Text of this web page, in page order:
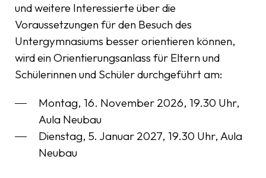
und weitere Interessierte über die
Voraussetzungen für den Besuch des
Untergymnasiums besser orientieren können,
wird ein Orientierungsanlass für Eltern und
Schülerinnen und Schüler durchgeführt am:
Montag, 16. November 2026, 19.30 Uhr,
Aula Neubau
Dienstag, 5. Januar 2027, 19.30 Uhr, Aula
Neubau